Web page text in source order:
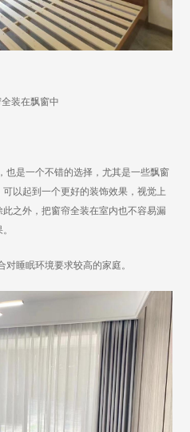
装在飘窗中
也是一个不错的选择，尤其是一些飘窗
以起到一个更好的装饰效果，视觉上
之外，把窗帘全装在室内也不容易漏
睡眠环境要求较高的家庭。